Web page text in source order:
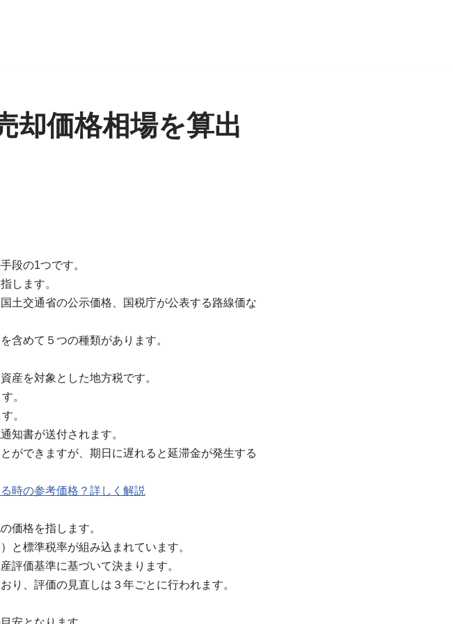
却価格相場を算出
段の1つです。
します。
土交通省の公示価格、国税庁が公表する路線価な
含めて５つの種類があります。
産を対象とした地方税です。
。
。
知書が送付されます。
ができますが、期日に遅れると延滞金が発生する
時の参考価格？詳しく解説
価格を指します。
と標準税率が組み込まれています。
評価基準に基づいて決まります。
り、評価の見直しは３年ごとに行われます。